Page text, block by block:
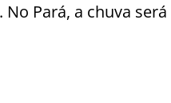
No Pará, a chuva